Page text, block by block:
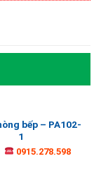
bếp – PA102-
1
0915.278.598